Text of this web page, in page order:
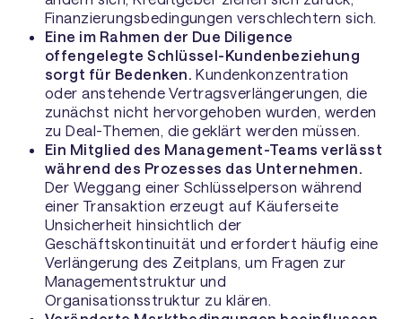
Finanzierungsbedingungen verschlechtern sich.
Eine im Rahmen der Due Diligence
offengelegte Schlüssel-Kundenbeziehung
sorgt für Bedenken. Kundenkonzentration
oder anstehende Vertragsverlängerungen, die
zunächst nicht hervorgehoben wurden, werden
zu Deal-Themen, die geklärt werden müssen.
Ein Mitglied des Management-Teams verlässt
während des Prozesses das Unternehmen.
Der Weggang einer Schlüsselperson während
einer Transaktion erzeugt auf Käuferseite
Unsicherheit hinsichtlich der
Geschäftskontinuität und erfordert häufig eine
Verlängerung des Zeitplans, um Fragen zur
Managementstruktur und
Organisationsstruktur zu klären.